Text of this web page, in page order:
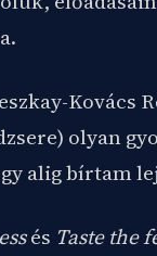
Kovács
olyan
alig bírtam
és Taste the